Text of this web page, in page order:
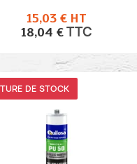
15,03 € HT
18,04 € TTC
DE STOCK